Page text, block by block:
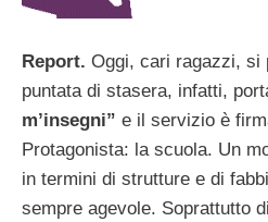
Report. Oggi, cari ragazzi, si
puntata di stasera, infatti,
m’insegni” e il servizio è
Protagonista: la scuola. Un
in termini di strutture e di
sempre agevole. Soprattutto